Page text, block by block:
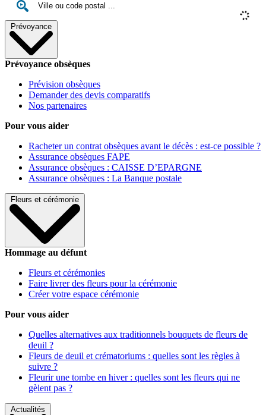
Prévoyance
Prévoyance obsèques
Prévision obsèques
Demander des devis comparatifs
Nos partenaires
Pour vous aider
Racheter un contrat obsèques avant le décès : est-ce possible ?
Assurance obsèques FAPE
Assurance obsèques : CAISSE D’EPARGNE
Assurance obsèques : La Banque postale
Fleurs et cérémonie
Hommage au défunt
Fleurs et cérémonies
Faire livrer des fleurs pour la cérémonie
Créer votre espace cérémonie
Pour vous aider
Quelles alternatives aux traditionnels bouquets de fleurs de
deuil ?
Fleurs de deuil et crématoriums : quelles sont les règles à
suivre ?
Fleurir une tombe en hiver : quelles sont les fleurs qui ne
gèlent pas ?
Actualités